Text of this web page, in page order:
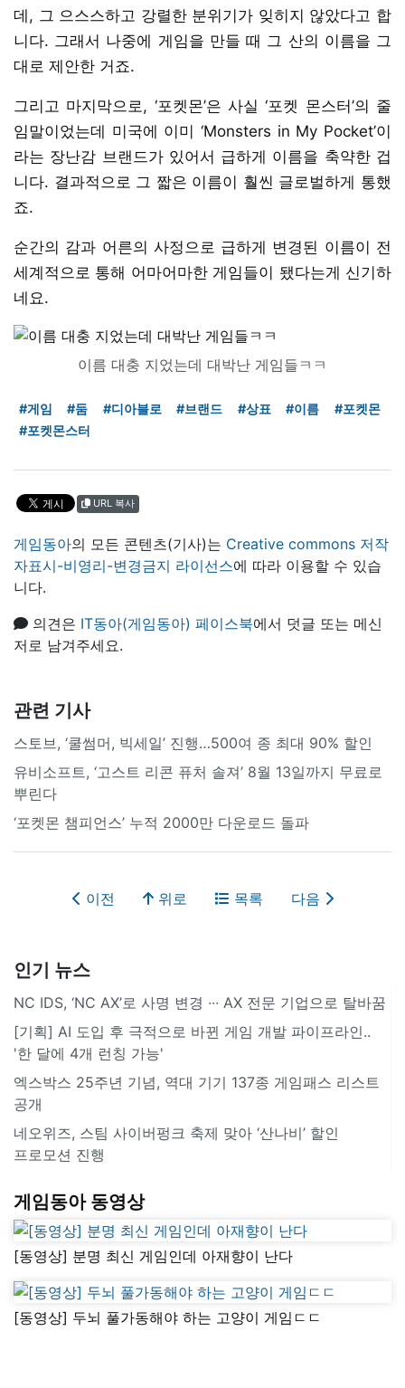
데, 그 으스스하고 강렬한 분위기가 잊히지 않았다고 합
니다. 그래서 나중에 게임을 만들 때 그 산의 이름을 그
대로 제안한 거죠.
그리고 마지막으로, ‘포켓몬’은 사실 ‘포켓 몬스터’의 줄
임말이었는데 미국에 이미 ‘Monsters in My Pocket’이
라는 장난감 브랜드가 있어서 급하게 이름을 축약한 겁
니다. 결과적으로 그 짧은 이름이 훨씬 글로벌하게 통했
죠.
순간의 감과 어른의 사정으로 급하게 변경된 이름이 전
세계적으로 통해 어마어마한 게임들이 됐다는게 신기하
네요.
이름 대충 지었는데 대박난 게임들ㅋㅋ
#게임 #둠 #디아블로 #브랜드 #상표 #이름
#포켓몬
#포켓몬스터
URL 복사
게임동아의 모든 콘텐츠(기사)는 Creative commons 저작
자표시-비영리-변경금지 라이선스에 따라 이용할 수 있습
니다.
의견은 IT동아(게임동아) 페이스북에서 덧글 또는 메신
저로 남겨주세요.
관련 기사
스토브, ‘쿨썸머, 빅세일’ 진행…500여 종 최대 90% 할인
유비소프트, ‘고스트 리콘 퓨처 솔져’ 8월 13일까지 무료로
뿌린다
‘포켓몬 챔피언스’ 누적 2000만 다운로드 돌파
이전 위로 목록 다음
인기 뉴스
NC IDS, ‘NC AX’로 사명 변경 ∙∙∙ AX 전문 기업으로 탈바꿈
[기획] AI 도입 후 극적으로 바뀐 게임 개발 파이프라인..
'한 달에 4개 런칭 가능'
엑스박스 25주년 기념, 역대 기기 137종 게임패스 리스트
공개
네오위즈, 스팀 사이버펑크 축제 맞아 ‘산나비’ 할인
프로모션 진행
게임동아 동영상
[동영상] 분명 최신 게임인데 아재향이 난다
[동영상] 두뇌 풀가동해야 하는 고양이 게임ㄷㄷ